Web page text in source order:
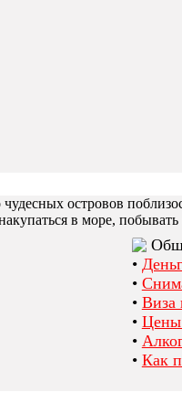
островов
в море,
•
•
• Виза
• Цены
•
• Как